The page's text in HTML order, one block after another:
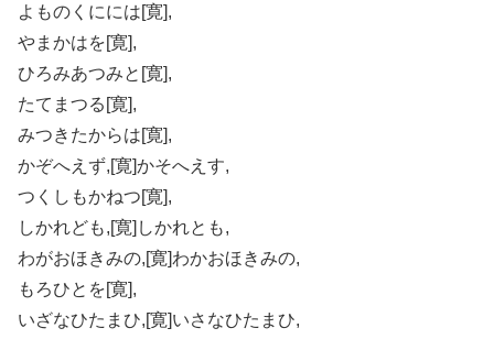
よものくにには[寛],
やまかはを[寛],
ひろみあつみと[寛],
たてまつる[寛],
みつきたからは[寛],
かぞへえず,[寛]かそへえす,
つくしもかねつ[寛],
しかれども,[寛]しかれとも,
わがおほきみの,[寛]わかおほきみの,
もろひとを[寛],
いざなひたまひ,[寛]いさなひたまひ,